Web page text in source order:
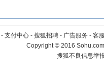
- 支付中心 - 搜狐招聘 - 广告服务 - 客
Copyright©2016
搜狐不良信息举